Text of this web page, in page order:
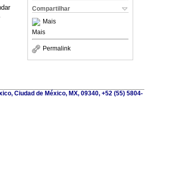
Compartilhar
Mais
Mais
Permalink
Ciudad de México, MX, 09340, +52 (55) 5804-